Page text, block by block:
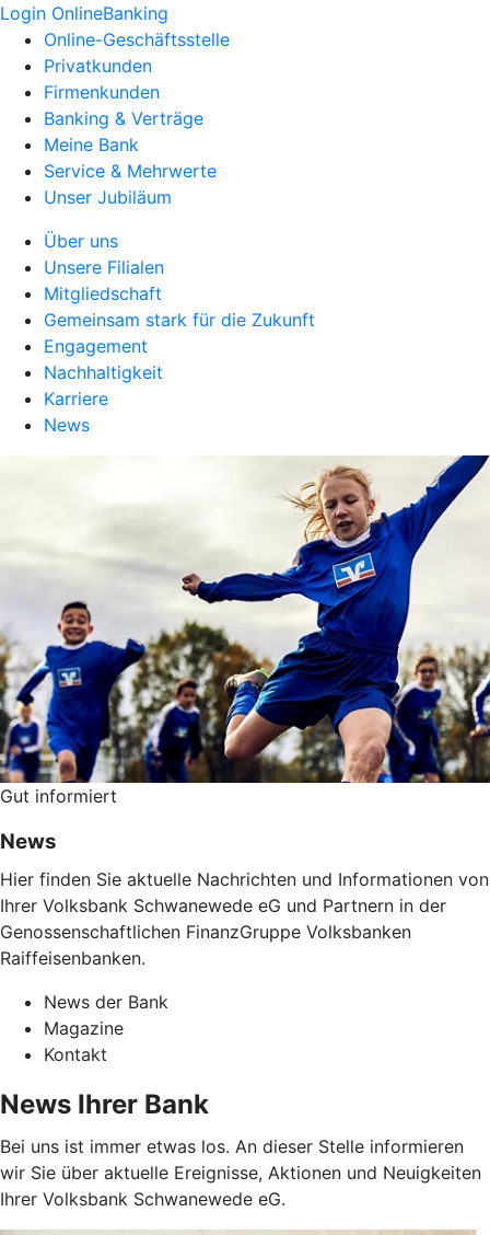
Login OnlineBanking
Online-Geschäftsstelle
Privatkunden
Firmenkunden
Banking & Verträge
Meine Bank
Service & Mehrwerte
Unser Jubiläum
Über uns
Unsere Filialen
Mitgliedschaft
Gemeinsam stark für die Zukunft
Engagement
Nachhaltigkeit
Karriere
News
Gut informiert
News
Hier finden Sie aktuelle Nachrichten und Informationen von
Ihrer Volksbank Schwanewede eG und Partnern in der
Genossenschaftlichen FinanzGruppe Volksbanken
Raiffeisenbanken.
News der Bank
Magazine
Kontakt
News Ihrer Bank
Bei uns ist immer etwas los. An dieser Stelle informieren
wir Sie über aktuelle Ereignisse, Aktionen und Neuigkeiten
Ihrer Volksbank Schwanewede eG.